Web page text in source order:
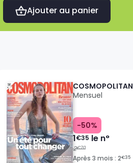
Ajouter au panier
COSMOPOLITAN
Mensuel
1€35 le n°
-50%
2€70
Après 3 mois : 2€35